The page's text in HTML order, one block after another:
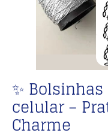
✨
celular –
Charme